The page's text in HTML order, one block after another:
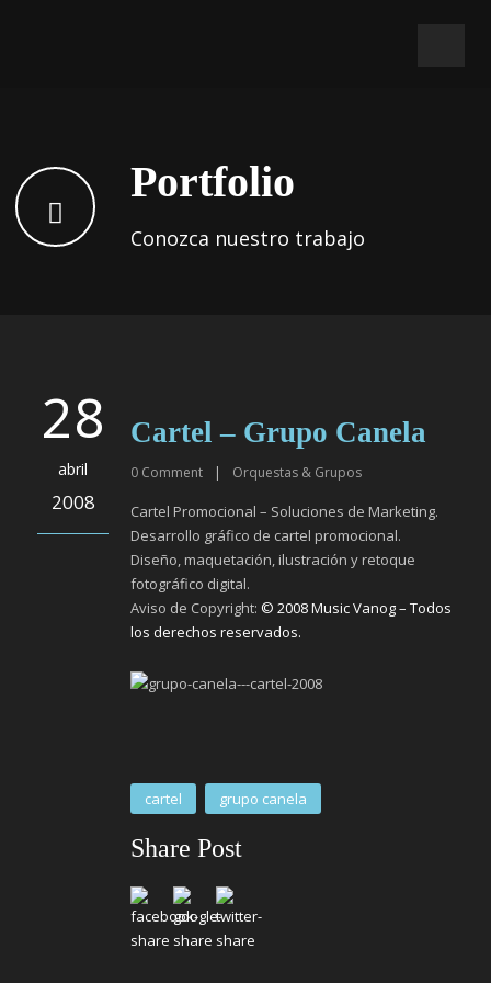
Portfolio
Conozca nuestro trabajo
28
abril
2008
Cartel – Grupo Canela
0 Comment | Orquestas & Grupos
Cartel Promocional – Soluciones de Marketing.
Desarrollo gráfico de cartel promocional.
Diseño, maquetación, ilustración y retoque
fotográfico digital.
Aviso de Copyright: © 2008 Music Vanog – Todos
los derechos reservados.
cartel grupo canela
Share Post